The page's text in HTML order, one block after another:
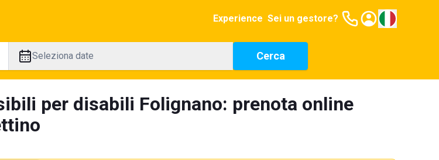
Experience Sei un gestore?
Seleziona date Cerca
per disabili Folignano: prenota online